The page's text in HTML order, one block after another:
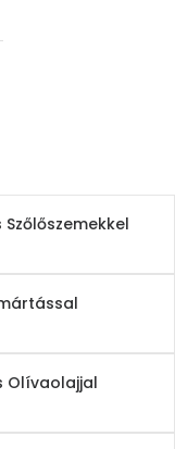
Olívaolajjal